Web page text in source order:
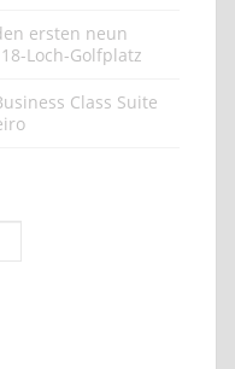
ersten neun
Loch-Golfplatz
Class Suite